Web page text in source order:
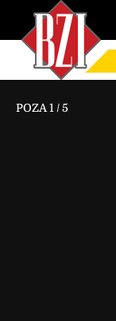
POZA 1 /5